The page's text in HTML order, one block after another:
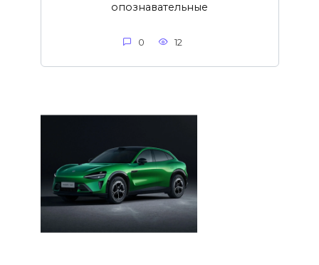
опознавательные
0 12